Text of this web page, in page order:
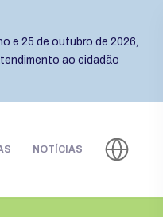
e 25 de outubro de 2026,
ao cidadão
NOTÍCIAS